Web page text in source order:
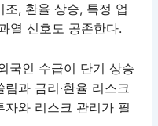
, 환율 상승, 특정 업
열 신호도 공존한다.
국인 수급이 단기 상승
과 금리·환율 리스크
와 리스크 관리가 필